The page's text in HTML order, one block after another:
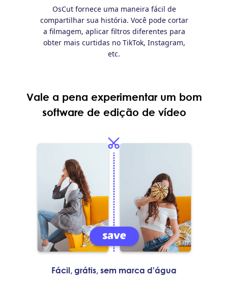
OsCut fornece uma maneira fácil de
compartilhar sua história. Você pode cortar
a filmagem, aplicar filtros diferentes para
obter mais curtidas no TikTok, Instagram,
etc.
Vale a pena experimentar um bom
software de edição de vídeo
Fácil, grátis, sem marca d'água